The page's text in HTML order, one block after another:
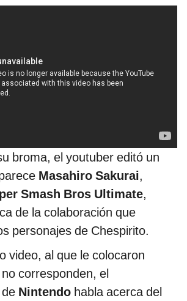
broma, el youtuber editó un
Masahiro Sakurai,
Smash Bros Ultimate,
de la colaboración que
personajes de Chespirito.
video, al que le colocaron
corresponden, el
Nintendo habla acerca del